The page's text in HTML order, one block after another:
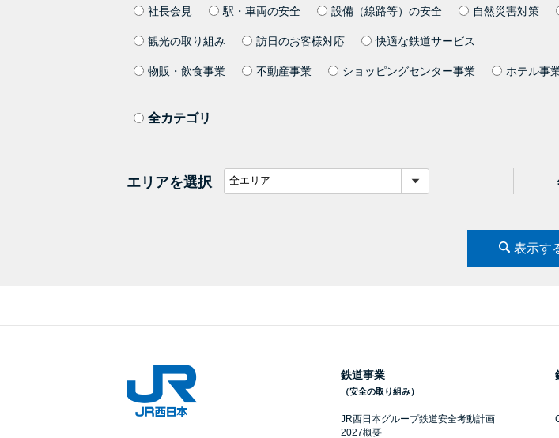
社長会見 駅・車両の安全 設備（線路等）の安全 自然災害対策
観光の取り組み 訪日のお客様対応 快適な鉄道サービス
物販・飲食事業 不動産事業 ショッピングセンター事業 ホテル事
全カテゴリ
エリアを選択
表示す
鉄道事業
（安全の取り組み）
JR西日本グループ鉄道安全考動計画
2027概要